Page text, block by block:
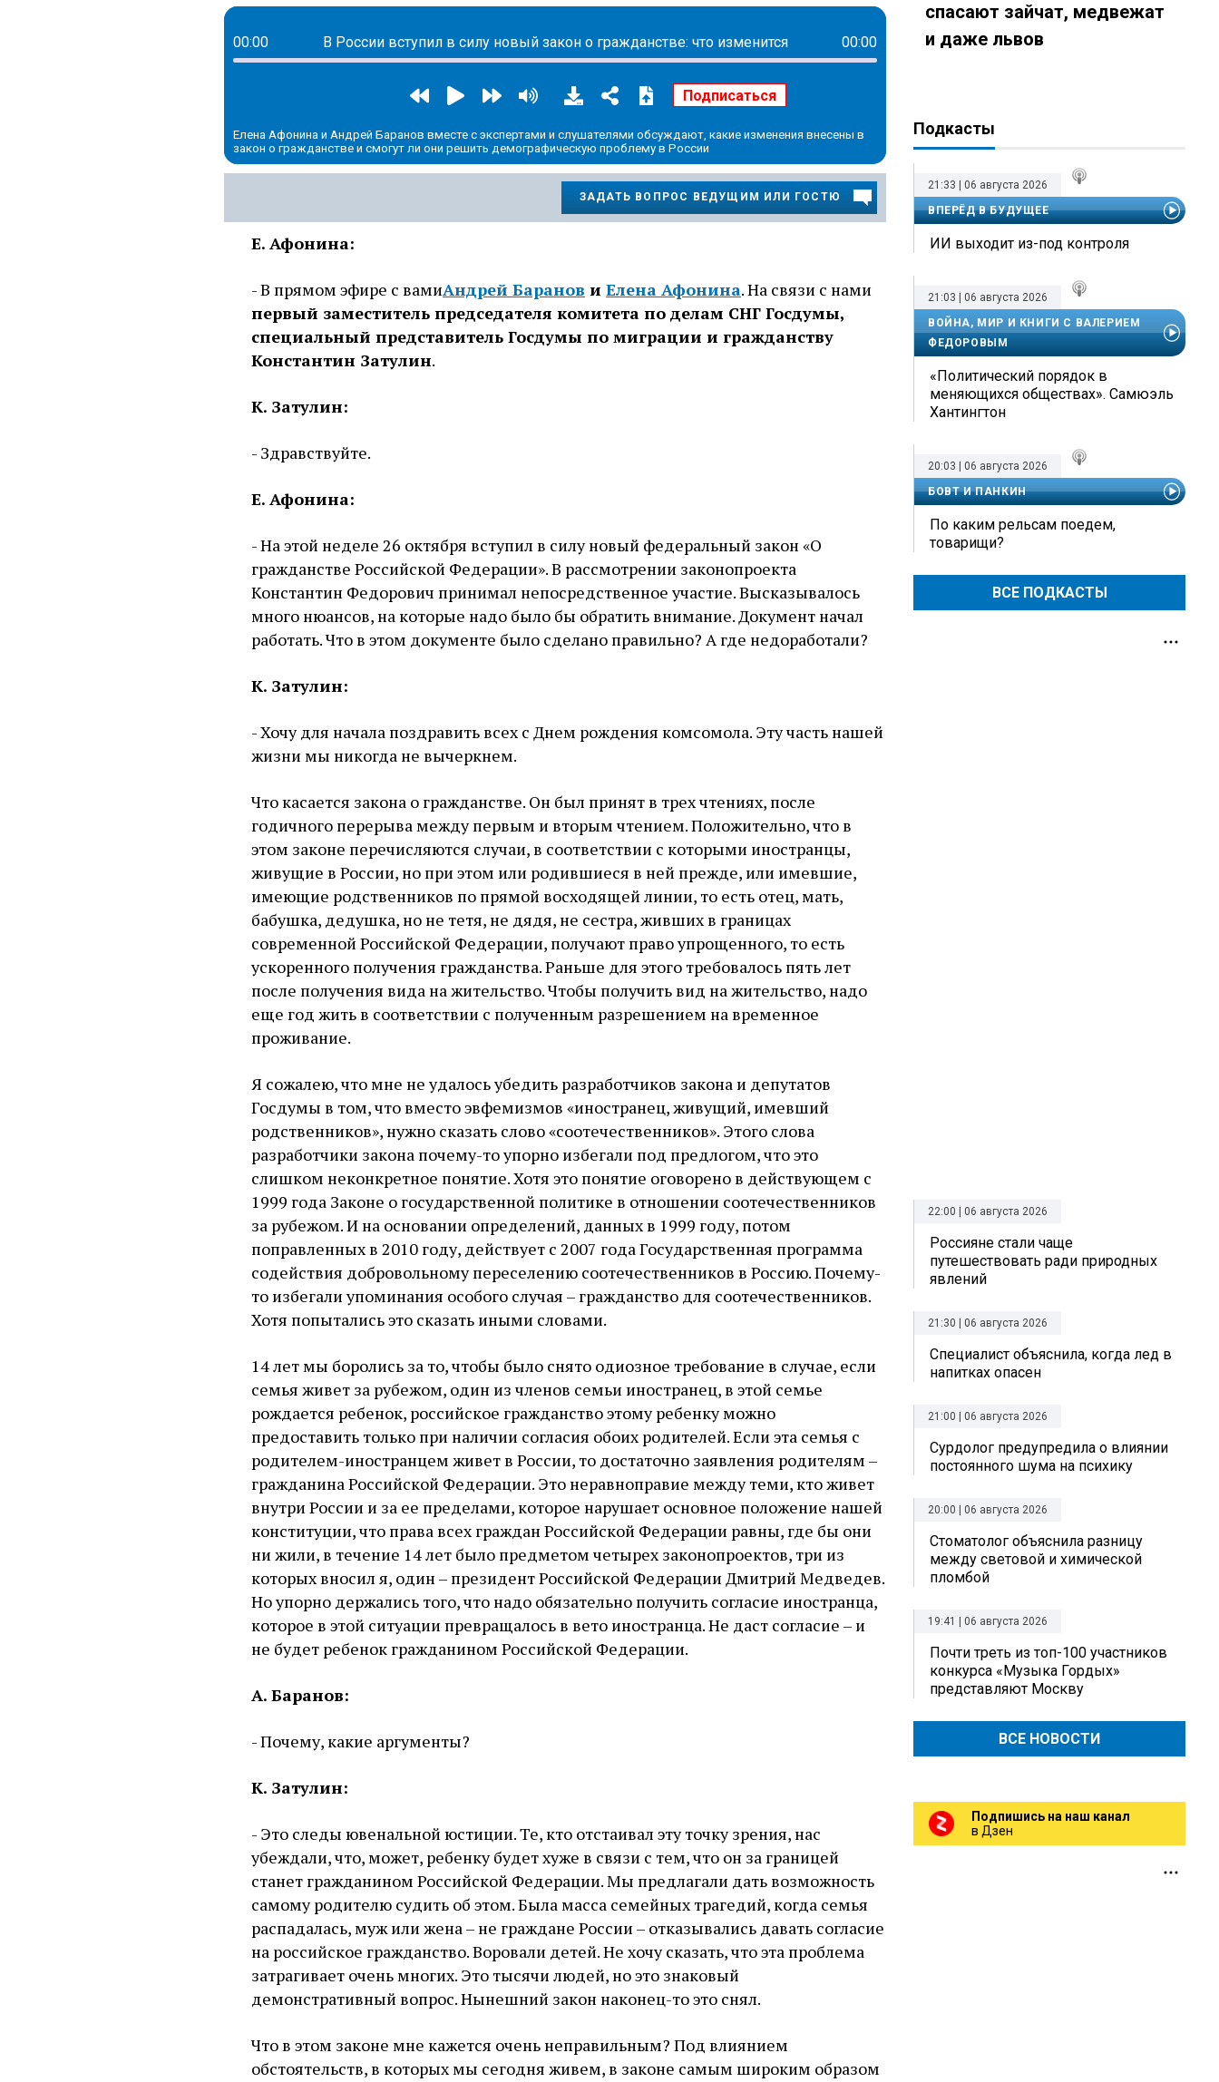
00:00 В России вступил в силу новый закон о гражданстве: что изменится 00:00
Елена Афонина и Андрей Баранов вместе с экспертами и слушателями обсуждают, какие изменения внесены в
закон о гражданстве и смогут ли они решить демографическую проблему в России
ЗАДАТЬ ВОПРОС ВЕДУЩИМ ИЛИ ГОСТЮ
Е. Афонина:
- В прямом эфире с вамиАндрей Баранов и Елена Афонина. На связи с нами
первый заместитель председателя комитета по делам СНГ Госдумы,
специальный представитель Госдумы по миграции и гражданству
Константин Затулин.
К. Затулин:
- Здравствуйте.
Е. Афонина:
- На этой неделе 26 октября вступил в силу новый федеральный закон «О
гражданстве Российской Федерации». В рассмотрении законопроекта
Константин Федорович принимал непосредственное участие. Высказывалось
много нюансов, на которые надо было бы обратить внимание. Документ начал
работать. Что в этом документе было сделано правильно? А где недоработали?
К. Затулин:
- Хочу для начала поздравить всех с Днем рождения комсомола. Эту часть нашей
жизни мы никогда не вычеркнем.
Что касается закона о гражданстве. Он был принят в трех чтениях, после
годичного перерыва между первым и вторым чтением. Положительно, что в
этом законе перечисляются случаи, в соответствии с которыми иностранцы,
живущие в России, но при этом или родившиеся в ней прежде, или имевшие,
имеющие родственников по прямой восходящей линии, то есть отец, мать,
бабушка, дедушка, но не тетя, не дядя, не сестра, живших в границах
современной Российской Федерации, получают право упрощенного, то есть
ускоренного получения гражданства. Раньше для этого требовалось пять лет
после получения вида на жительство. Чтобы получить вид на жительство, надо
еще год жить в соответствии с полученным разрешением на временное
проживание.
Я сожалею, что мне не удалось убедить разработчиков закона и депутатов
Госдумы в том, что вместо эвфемизмов «иностранец, живущий, имевший
родственников», нужно сказать слово «соотечественников». Этого слова
разработчики закона почему-то упорно избегали под предлогом, что это
слишком неконкретное понятие. Хотя это понятие оговорено в действующем с
1999 года Законе о государственной политике в отношении соотечественников
за рубежом. И на основании определений, данных в 1999 году, потом
поправленных в 2010 году, действует с 2007 года Государственная программа
содействия добровольному переселению соотечественников в Россию. Почему-
то избегали упоминания особого случая – гражданство для соотечественников.
Хотя попытались это сказать иными словами.
14 лет мы боролись за то, чтобы было снято одиозное требование в случае, если
семья живет за рубежом, один из членов семьи иностранец, в этой семье
рождается ребенок, российское гражданство этому ребенку можно
предоставить только при наличии согласия обоих родителей. Если эта семья с
родителем-иностранцем живет в России, то достаточно заявления родителям –
гражданина Российской Федерации. Это неравноправие между теми, кто живет
внутри России и за ее пределами, которое нарушает основное положение нашей
конституции, что права всех граждан Российской Федерации равны, где бы они
ни жили, в течение 14 лет было предметом четырех законопроектов, три из
которых вносил я, один – президент Российской Федерации Дмитрий Медведев.
Но упорно держались того, что надо обязательно получить согласие иностранца,
которое в этой ситуации превращалось в вето иностранца. Не даст согласие – и
не будет ребенок гражданином Российской Федерации.
А. Баранов:
- Почему, какие аргументы?
К. Затулин:
- Это следы ювенальной юстиции. Те, кто отстаивал эту точку зрения, нас
убеждали, что, может, ребенку будет хуже в связи с тем, что он за границей
станет гражданином Российской Федерации. Мы предлагали дать возможность
самому родителю судить об этом. Была масса семейных трагедий, когда семья
распадалась, муж или жена – не граждане России – отказывались давать согласие
на российское гражданство. Воровали детей. Не хочу сказать, что эта проблема
затрагивает очень многих. Это тысячи людей, но это знаковый
демонстративный вопрос. Нынешний закон наконец-то это снял.
Что в этом законе мне кажется очень неправильным? Под влиянием
обстоятельств, в которых мы сегодня живем, в законе самым широким образом
спасают зайчат, медвежат
и даже львов
Подкасты
21:33 | 06 августа 2026
ВПЕРЁД В БУДУЩЕЕ
ИИ выходит из-под контроля
21:03 | 06 августа 2026
ВОЙНА, МИР И КНИГИ С ВАЛЕРИЕМ
ФЕДОРОВЫМ
«Политический порядок в
меняющихся обществах». Самюэль
Хантингтон
20:03 | 06 августа 2026
БОВТ И ПАНКИН
По каким рельсам поедем,
товарищи?
ВСЕ ПОДКАСТЫ
22:00 | 06 августа 2026
Россияне стали чаще
путешествовать ради природных
явлений
21:30 | 06 августа 2026
Специалист объяснила, когда лед в
напитках опасен
21:00 | 06 августа 2026
Сурдолог предупредила о влиянии
постоянного шума на психику
20:00 | 06 августа 2026
Стоматолог объяснила разницу
между световой и химической
пломбой
19:41 | 06 августа 2026
Почти треть из топ-100 участников
конкурса «Музыка Гордых»
представляют Москву
ВСЕ НОВОСТИ
Подпишись на наш канал
в Дзен